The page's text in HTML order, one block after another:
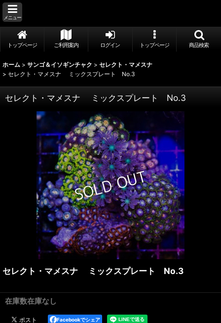
メニュー
トップページ ご利用案内 ログイン トップページ 商品検索
ホーム > サンゴ＆イソギンチャク > セレクト・マメスナ
> セレクト・マメスナ ミックスプレート No.3
セレクト・マメスナ ミックスプレート No.3
セレクト・マメスナ ミックスプレート No.3
在庫数在庫なし
Facebookでシェア